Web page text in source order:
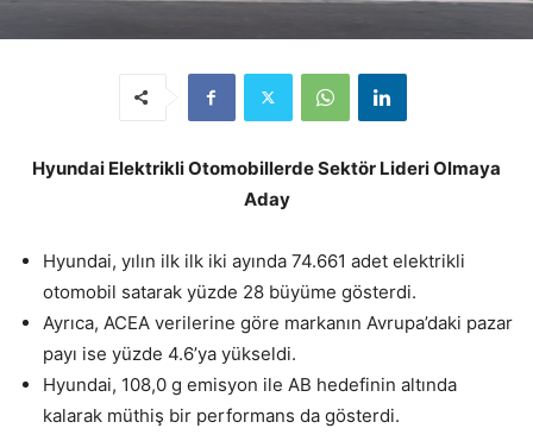
Hyundai Elektrikli Otomobillerde Sektör Lideri Olmaya
Aday
Hyundai, yılın ilk ilk iki ayında 74.661 adet elektrikli
otomobil satarak yüzde 28 büyüme gösterdi.
Ayrıca, ACEA verilerine göre markanın Avrupa’daki pazar
payı ise yüzde 4.6’ya yükseldi.
Hyundai, 108,0 g emisyon ile AB hedefinin altında
kalarak müthiş bir performans da gösterdi.